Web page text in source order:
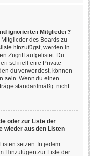
ignorierten Mitglieder?
des Boards zu
hinzufügst, werden in
Zugriff aufgelistet. Du
schnell eine Private
du verwendest, können
sein. Wenn du einen
standardmäßig nicht.
oder zur Liste der
wieder aus den Listen
setzen: In jedem
Hinzufügen zur Liste der